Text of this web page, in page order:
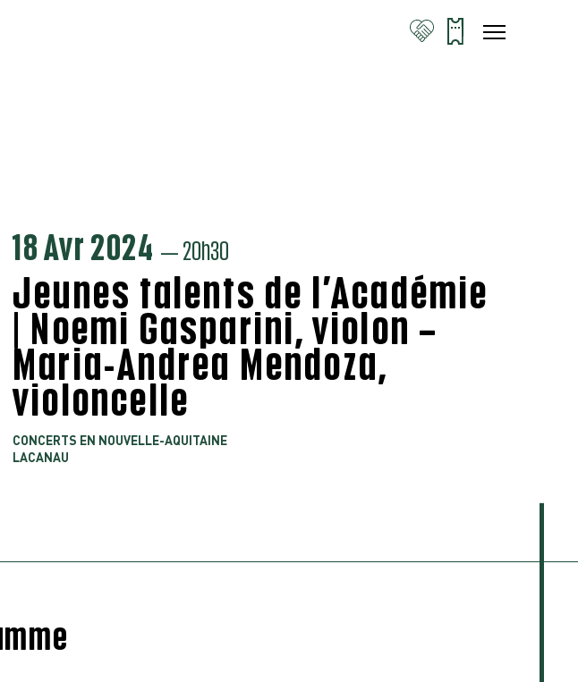
18 Avr 2024 — 20h30
Jeunes talents de l’Académie
| Noemi Gasparini, violon –
Maria-Andrea Mendoza,
violoncelle
CONCERTS EN NOUVELLE-AQUITAINE
LACANAU